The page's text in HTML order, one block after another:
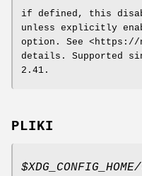
if defined, this
unless explicitly
option. See <https://
details. Supported
2.41.
PLIKI